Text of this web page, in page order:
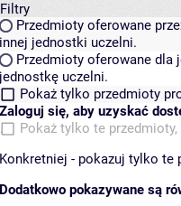
Filtry
Przedmioty oferowane
innej jednostki uczelni.
Przedmioty oferowane dla
jednostkę uczelni.
Pokaż tylko przedmioty
Zaloguj się, aby uzyskać
Pokaż tylko te
Konkretniej - pokazuj tylko te
Dodatkowo pokazywane są